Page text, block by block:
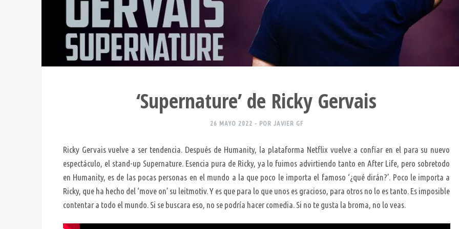
‘Supernature’ de Ricky Gervais
26 MAYO 2022 - POR JAVIER GF
Ricky Gervais vuelve a ser tendencia. Después de Humanity, la plataforma Netflix vuelve a confiar en el para su nuevo
espectáculo, el stand-up Supernature. Esencia pura de Ricky, ya lo fuimos advirtiendo tanto en After Life, pero sobretodo
en Humanity, es de las pocas personas en el mundo a la que poco le importa el famoso ‘¿qué dirán?’. Poco le importa a
Ricky, que ha hecho del ‘move on’ su leitmotiv. Y es que para lo que unos es gracioso, para otros no lo es tanto. Es imposible
contentar a todo el mundo. Si se buscara eso, no se podría hacer comedia. Si no te gusta la broma, no lo veas.